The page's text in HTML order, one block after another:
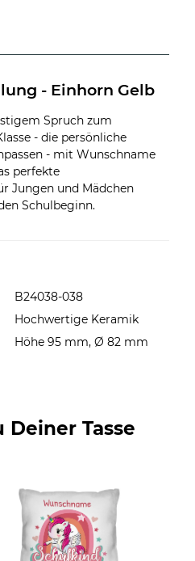
- Einhorn Gelb
Spruch zum
- die persönliche
- mit Wunschname
perfekte
Jungen und Mädchen
Schulbeginn.
B24038-038
Hochwertige Keramik
Höhe 95 mm, Ø 82 mm
Deiner Tasse